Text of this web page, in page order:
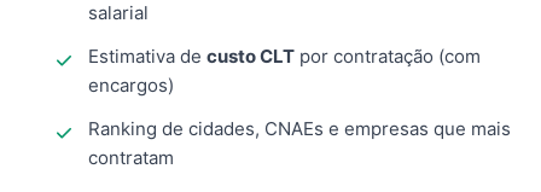
salarial
Estimativa de custo CLT por contratação (com
encargos)
Ranking de cidades, CNAEs e empresas que mais
contratam